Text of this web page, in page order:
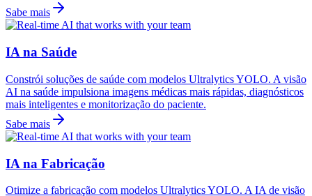
Sabe mais
IA na Saúde
Constrói soluções de saúde com modelos Ultralytics YOLO. A visão
AI na saúde impulsiona imagens médicas mais rápidas, diagnósticos
mais inteligentes e monitorização do paciente.
Sabe mais
IA na Fabricação
Otimize a fabricação com modelos Ultralytics YOLO. A IA de visão